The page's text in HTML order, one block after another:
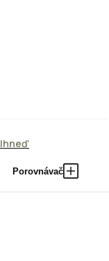
Ihneď
Porovnávač